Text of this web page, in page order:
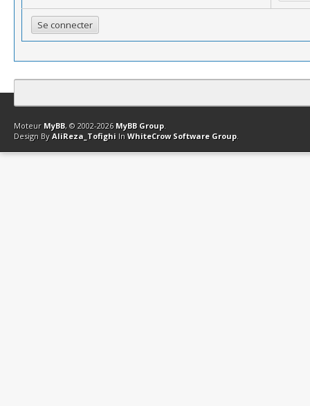
Contact Club Affiliation Retourner en haut Version bas-débit
Moteur MyBB, © 2002-2026 MyBB Group.
Design By AliReza_Tofighi In WhiteCrow Software Group.